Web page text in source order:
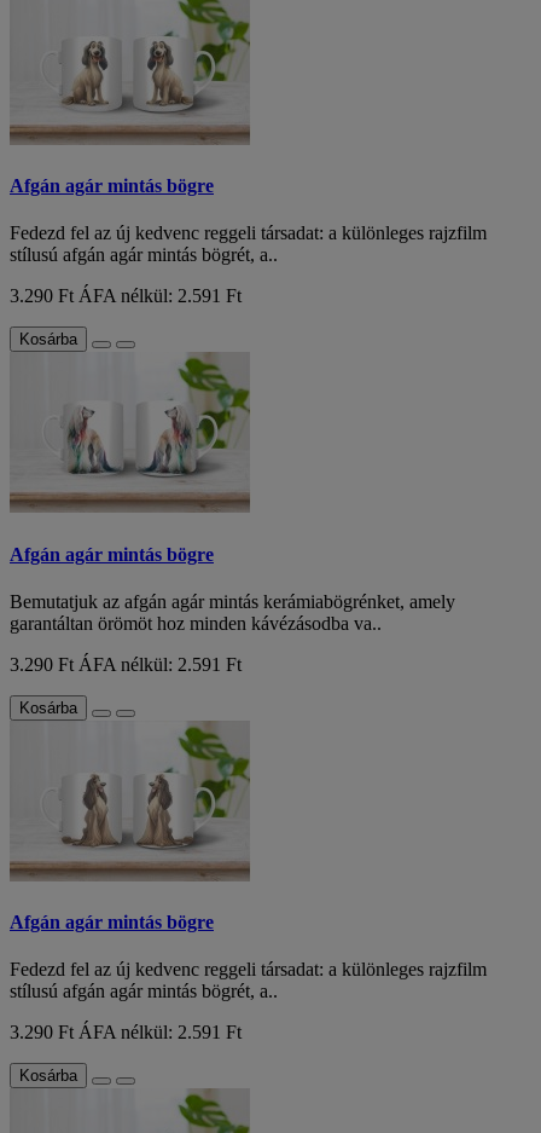
Afgán agár mintás bögre
Fedezd fel az új kedvenc reggeli társadat: a különleges rajzfilm
stílusú afgán agár mintás bögrét, a..
3.290 Ft ÁFA nélkül: 2.591 Ft
Kosárba
Afgán agár mintás bögre
Bemutatjuk az afgán agár mintás kerámiabögrénket, amely
garantáltan örömöt hoz minden kávézásodba va..
3.290 Ft ÁFA nélkül: 2.591 Ft
Kosárba
Afgán agár mintás bögre
Fedezd fel az új kedvenc reggeli társadat: a különleges rajzfilm
stílusú afgán agár mintás bögrét, a..
3.290 FtÁFA nélkül: 2.591 Ft
Kosárba